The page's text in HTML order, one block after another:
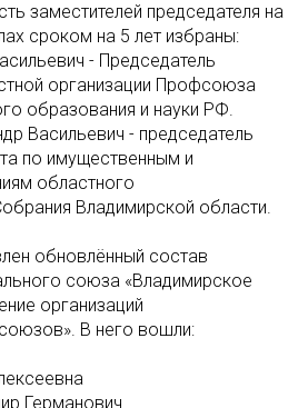
заместителей председателя на
сроком на 5 лет избраны:
- Председатель
организации Профсоюза
образования и науки РФ.
Васильевич - председатель
по имущественным и
областного
Владимирской области.
обновлённый состав
союза «Владимирское
организаций
В него вошли:
Германович